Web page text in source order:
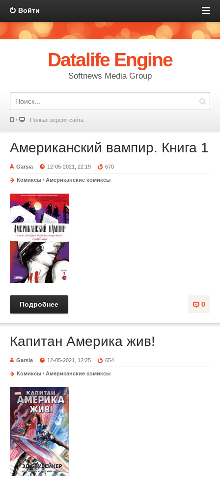
Войти
Datalife Engine
Softnews Media Group
Полная версия сайта
Американский вампир. Книга 1
Garsia 12-05-2021, 22:19 670
Комиксы / Американские комиксы
0
Подробнее
Капитан Америка жив!
Garsia 12-05-2021, 12:25 654
Комиксы / Американские комиксы